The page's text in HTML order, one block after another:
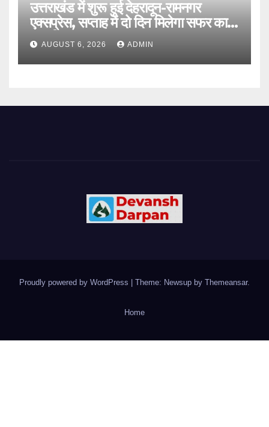
उत्तराखंड में शुरू हुई देहरादून-रामनगर
एक्सप्रेस, सप्ताह में दो दिन मिलेगा सफर का
नया विकल्प
AUGUST 6, 2026 ADMIN
Proudly powered by WordPress Theme: Newsup by Themeansar.
Home